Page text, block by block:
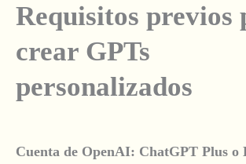
Requisitos previos
crear GPTs
personalizados
Cuenta de OpenAI: ChatGPT Plus o